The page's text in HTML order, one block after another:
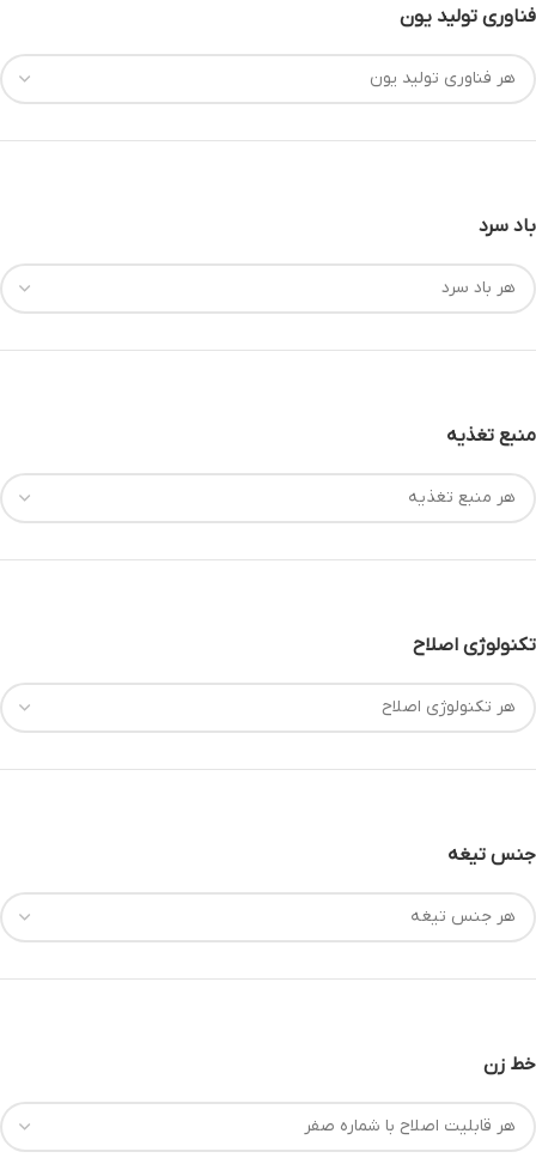
فناوری تولید یون
باد سرد
منبع تغذیه
تکنولوژی اصلاح
جنس تیغه
خط زن